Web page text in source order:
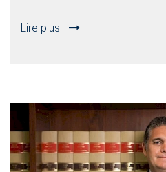
Lire plus